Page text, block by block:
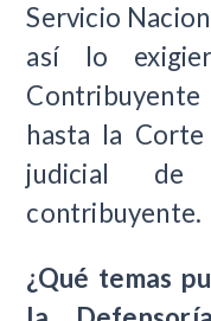
Servicio
así lo
hasta la
judicial
contribuyente.
¿Qué temas